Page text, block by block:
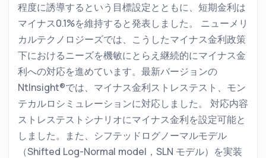
程度に誘導するという目標設定とともに、短期金利は
マイナス0.1%を維持すると発表しました。 ニューメリ
カルテクノロジーズでは、こうしたマイナス金利政策
下におけるニーズを機敏にとらえ継続的にマイナス金
利への対応を進めています。最新バージョンの
NtInsight®では、マイナス金利ストレステスト、モン
テカルロシミュレーションに対応しました。 対応内容
ストレステストシナリオにマイナス金利を設定可能と
しました。また、シフテッドログノーマルモデル
（Shifted Log-Normal model，SLN モデル）を実装